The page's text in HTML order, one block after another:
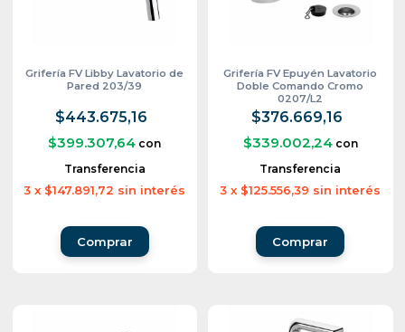
Grifería FV Libby Lavatorio de
Pared 203/39
$443.675,16
$399.307,64 con
Transferencia
3 x $147.891,72 sin interés
Grifería FV Epuyén Lavatorio
Doble Comando Cromo
0207/L2
$376.669,16
$339.002,24 con
Transferencia
3 x $125.556,39 sin interés